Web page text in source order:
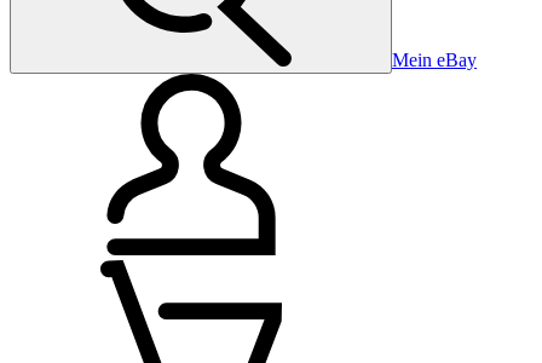
Mein eBay